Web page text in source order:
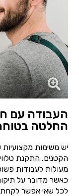
העבודה עם
החלטה
יש משימות
הקטנים. התקנת
מעולות לעבודות
כאשר מדובר על
לכל שאי אפשר לקחת